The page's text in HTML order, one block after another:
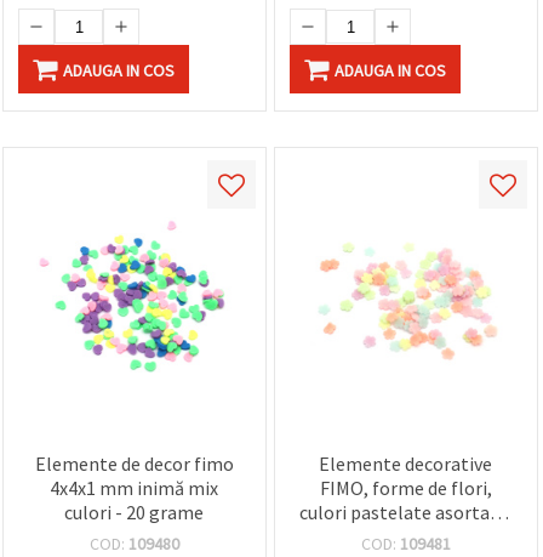
ADAUGA IN COS ADAUGA IN COS
Elemente de decor fimo
4x4x1 mm inimă mix
culori - 20 grame
COD: 109480
Elemente decorative
FIMO, forme de flori,
culori pastelate asortate,
5x5x1 mm, 20 g
COD: 109481